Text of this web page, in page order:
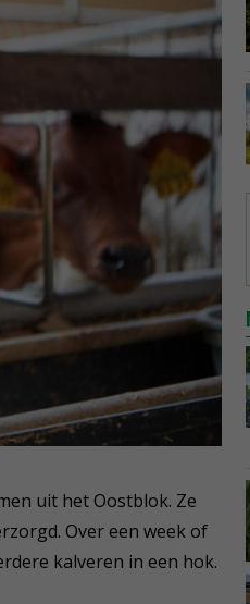
uit het Oostblok. Ze
Over een week of
kalveren in een hok.